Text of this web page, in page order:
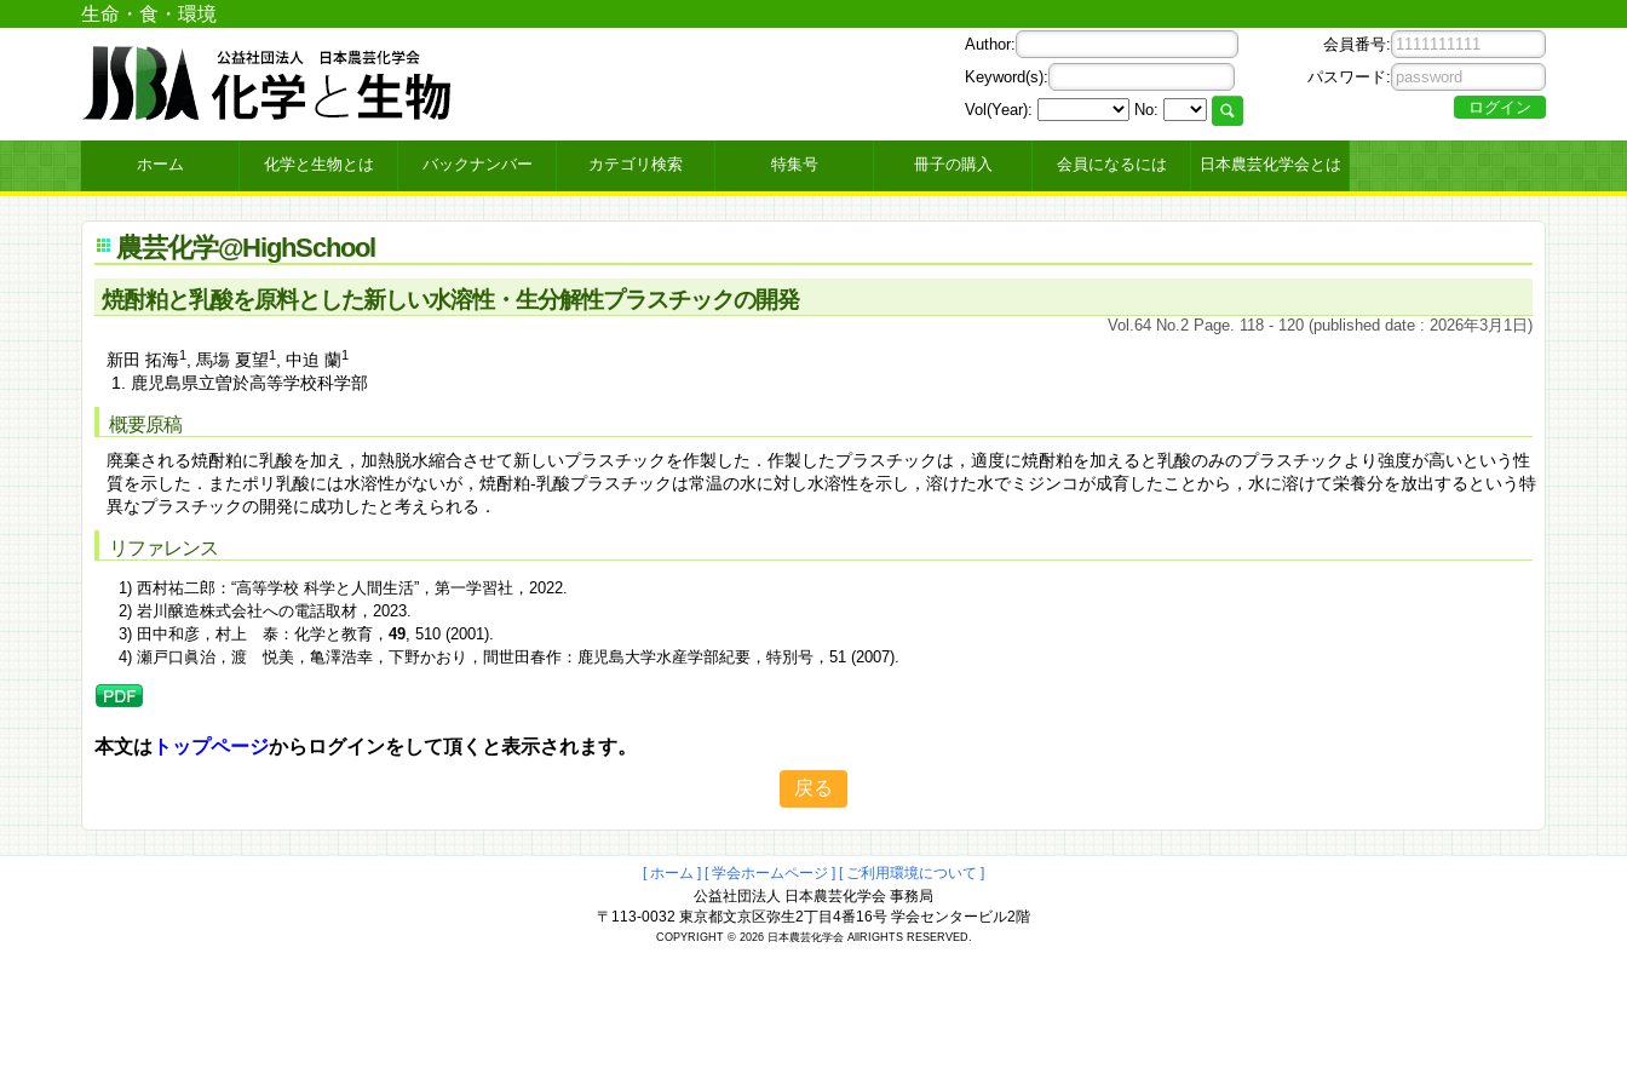
生命・食・環境
Author:
Keyword(s):
Vol(Year):
No:
会員番号:
パスワード:
ホーム 化学と生物とは バックナンバー カテゴリ検索 特集号 冊子の購入 会員になるには 日本農芸化学会とは
農芸化学@HighSchool
焼酎粕と乳酸を原料とした新しい水溶性・生分解性プラスチックの開発
Vol.64 No.2 Page. 118 - 120 (published date : 2026年3月1日)
新田 拓海1 馬塲 夏望1 ,中迫 蘭1
鹿児島県立曽於高等学校科学部
概要原稿
廃棄される焼酎粕に乳酸を加え，加熱脱水縮合させて新しいプラスチックを作製した．作製したプラスチックは，適度に焼酎粕を加えると乳酸のみのプラスチックより強度が高いという性
質を示した．またポリ乳酸には水溶性がないが，焼酎粕-乳酸プラスチックは常温の水に対し水溶性を示し，溶けた水でミジンコが成育したことから，水に溶けて栄養分を放出するという特
異なプラスチックの開発に成功したと考えられる．
リファレンス
1) 西村祐二郎：“高等学校 科学と人間生活”，第一学習社，2022.
2) 岩川醸造株式会社への電話取材，2023.
3) 田中和彦，村上 泰：化学と教育，49 , 510 (2001).
4) 瀬戸口眞治，渡 悦美，亀澤浩幸，下野かおり，間世田春作：鹿児島大学水産学部紀要，特別号，51 (2007).
本文は トップページからログインをして頂くと表示されます。
[ ホーム ] [ 学会ホームページ ] [ ご利用環境について ]
公益社団法人 日本農芸化学会 事務局
〒113-0032 東京都文京区弥生2丁目4番16号 学会センタービル2階
COPYRIGHT © 2026 日本農芸化学会 AllRIGHTS RESERVED.